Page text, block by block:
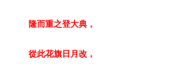
隆而重之登大典，
從此花旗日月改，